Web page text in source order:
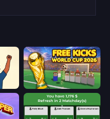
Free Kicks World Cup 2026